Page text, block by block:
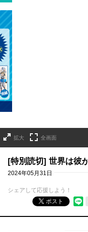
拡大 全画面
[特別読切] 世界は彼
2024年05月31日
シェアして応援しよう！
ポスト